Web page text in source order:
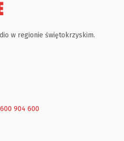
w regionie świętokrzyskim.
600 904 600